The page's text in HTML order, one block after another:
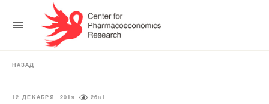
НАЗАД
12 ДЕКАБРЯ 2019 2681